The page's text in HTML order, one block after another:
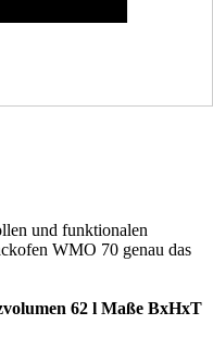
und funktionalen
WMO 70 genau das
62 l Maße BxHxT